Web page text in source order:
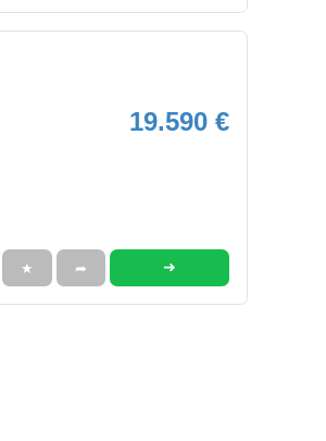
19.590 €
★ ➦ ➜